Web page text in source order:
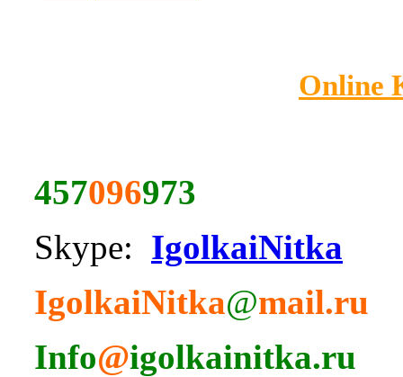
Online
457096973
Skype: IgolkaiNitka
IgolkaiNitka@mail.ru
Info@igolkainitka.ru